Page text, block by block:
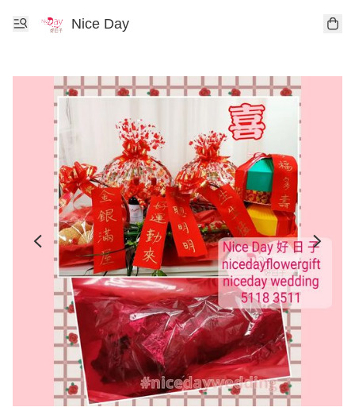
Nice Day